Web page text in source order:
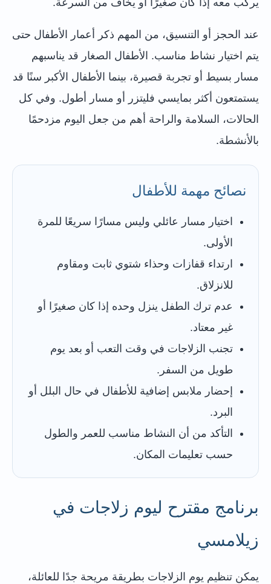
يركب معه إذا كان صغيرًا أو يخاف من السرعة.
عند الحجز أو التنسيق، من المهم ذكر أعمار الأطفال حتى
يتم اختيار نشاط مناسب. الأطفال الصغار قد يناسبهم
مسار بسيط أو تجربة قصيرة، بينما الأطفال الأكبر سنًا قد
يستمتعون أكثر بمايسي فليتزر أو مسار أطول. وفي كل
الحالات، السلامة والراحة أهم من جعل اليوم مزدحمًا
بالأنشطة.
نصائح مهمة للأطفال
اختيار مسار عائلي وليس مسارًا سريعًا للمرة
الأولى.
ارتداء قفازات وحذاء شتوي ثابت ومقاوم
للانزلاق.
عدم ترك الطفل ينزل وحده إذا كان صغيرًا أو
غير معتاد.
تجنب الزلاجات في وقت التعب أو بعد يوم
طويل من السفر.
إحضار ملابس إضافية للأطفال في حال البلل أو
البرد.
التأكد من أن النشاط مناسب للعمر والطول
حسب تعليمات المكان.
برنامج مقترح ليوم زلاجات في
زيلامسي
يمكن تنظيم يوم الزلاجات بطريقة مريحة جدًا للعائلة،